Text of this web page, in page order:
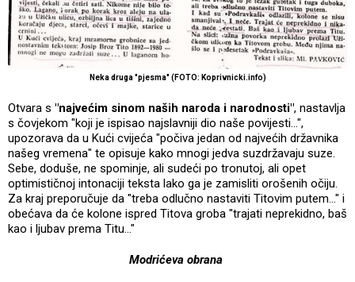
Neka druga "pjesma" (FOTO: Koprivnicki.info)
Otvara s "najvećim sinom naših naroda i narodnosti", nastavlja
s čovjekom "koji je ispisao najslavniji dio naše povijesti...",
upozorava da u Kući cvijeća "počiva jedan od najvećih državnika
našeg vremena" te opisuje kako mnogi jedva suzdržavaju suze.
Sebe, doduše, ne spominje, ali sudeći po tronutoj, ali opet
optimističnoj intonaciji teksta lako ga je zamisliti orošenih očiju.
Za kraj preporučuje da "treba odlučno nastaviti Titovim putem..." i
obećava da će kolone ispred Titova groba "trajati neprekidno, baš
kao i ljubav prema Titu..."
Modrićeva obrana